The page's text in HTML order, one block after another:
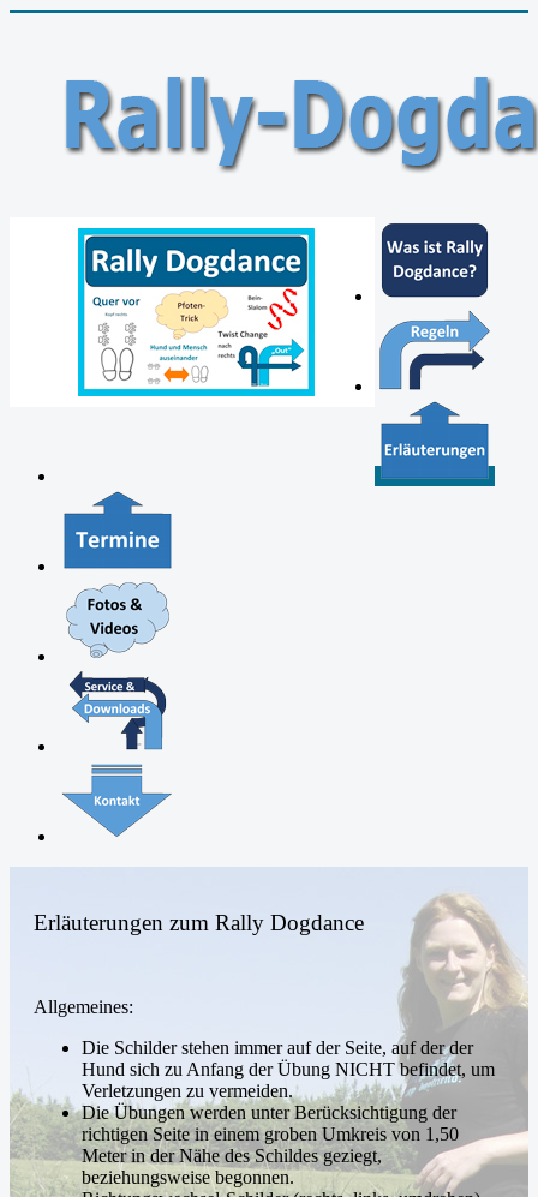
Erläuterungen zum Rally Dogdance
Allgemeines:
Die Schilder stehen immer auf der Seite, auf der der
Hund sich zu Anfang der Übung NICHT befindet, um
Verletzungen zu vermeiden.
Die Übungen werden unter Berücksichtigung der
richtigen Seite in einem groben Umkreis von 1,50
Meter in der Nähe des Schildes geziegt,
beziehungsweise begonnen.